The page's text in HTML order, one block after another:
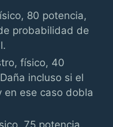
80 potencia,
probabilidad de
físico, 40
incluso si el
en ese caso dobla
75 potencia,